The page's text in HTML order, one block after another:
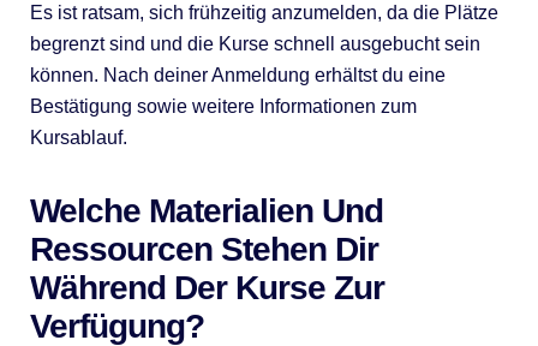
Es ist ratsam, sich frühzeitig anzumelden, da die Plätze
begrenzt sind und die Kurse schnell ausgebucht sein
können. Nach deiner Anmeldung erhältst du eine
Bestätigung sowie weitere Informationen zum
Kursablauf.
Welche Materialien Und
Ressourcen Stehen Dir
Während Der Kurse Zur
Verfügung?